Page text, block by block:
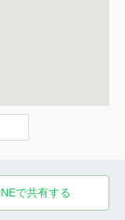
で共有する